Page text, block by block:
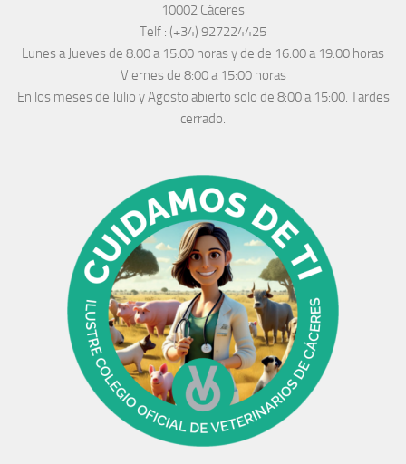
10002 Cáceres
Telf : (+34) 927224425
Lunes a Jueves de 8:00 a 15:00 horas y de de 16:00 a 19:00 horas
Viernes de 8:00 a 15:00 horas
En los meses de Julio y Agosto abierto solo de 8:00 a 15:00. Tardes
cerrado.